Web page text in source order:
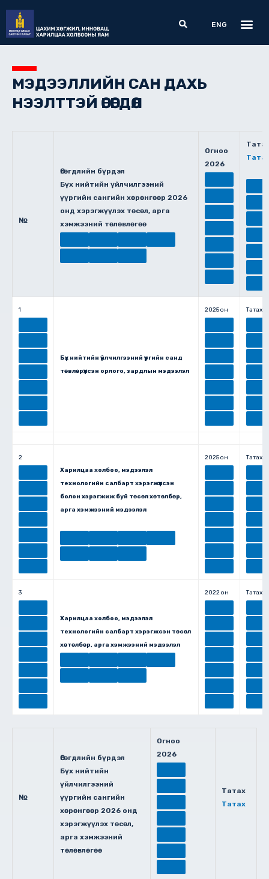
content
Search
ENG
МЭДЭЭЛЛИЙН САН ДАХЬ
НЭЭЛТТЭЙ ӨГӨГДӨЛ
№
Өгөгдлийн бүрдэл
Бүх нийтийн үйлчилгээний
үүргийн сангийн хөрөнгөөр 2026
онд хэрэгжүүлэх төсөл, арга
хэмжээний төлөвлөгөө
Огноо
2026
1
Бүх нийтийн үйлчилгээний үүргийн санд
төвлөрүүлсэн орлого, зардлын мэдээлэл
2025 он Татах
2
Харилцаа холбоо, мэдээлэл
технологийн салбарт хэрэгжүүлсэн
болон хэрэгжиж буй төсөл хөтөлбөр,
арга хэмжээний мэдээлэл
2025 он Татах
3
Харилцаа холбоо, мэдээлэл
технологийн салбарт хэрэгжсэн төсөл
хөтөлбөр, арга хэмжээний мэдээлэл
2022 он Татах
№
Өгөгдлийн бүрдэл
Бүх нийтийн
үйлчилгээний
үүргийн сангийн
хөрөнгөөр 2026 онд
хэрэгжүүлэх төсөл,
арга хэмжээний
төлөвлөгөө
Огноо
2026
Татах
Татах